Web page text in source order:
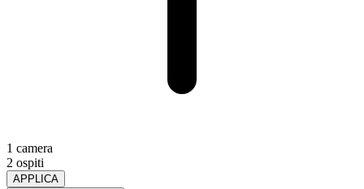
1 camera
2 ospiti
APPLICA